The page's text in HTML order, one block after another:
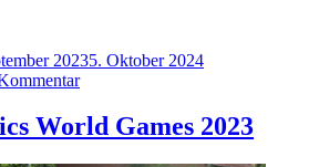
20235. Oktober 2024
zu
Schaukel
für
World Games 2023